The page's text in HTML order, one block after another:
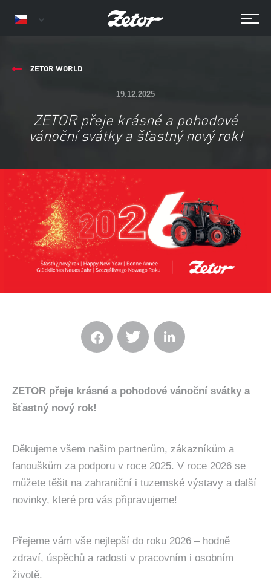
ZETOR WORLD
19.12.2025
ZETOR přeje krásné a pohodové
vánoční svátky a šťastný nový rok!
ZETOR přeje krásné a pohodové vánoční svátky a
šťastný nový rok!
Děkujeme všem našim partnerům, zákazníkům a
fanouškům za podporu v roce 2025. V roce 2026 se
můžete těšit na zahraniční i tuzemské výstavy a další
novinky, které pro vás připravujeme!
Přejeme vám vše nejlepší do roku 2026 – hodně
zdraví, úspěchů a radosti v pracovním i osobním
životě.